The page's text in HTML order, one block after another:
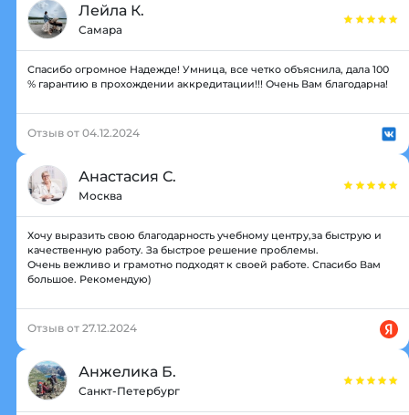
Лейла К.
Самара
Спасибо огромное Надежде! Умница, все четко объяснила, дала 100
% гарантию в прохождении аккредитации!!! Очень Вам благодарна!
Отзыв от 04.12.2024
Анастасия С.
Москва
Хочу выразить свою благодарность учебному центру,за быструю и
качественную работу. За быстрое решение проблемы.
Очень вежливо и грамотно подходят к своей работе. Спасибо Вам
большое. Рекомендую)
Отзыв от 27.12.2024
Анжелика Б.
Санкт-Петербург